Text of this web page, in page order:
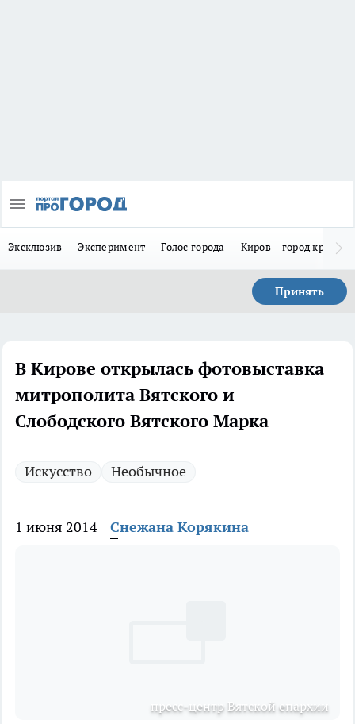
Эксклюзив Эксперимент Голос города Киров – город
Принять
В Кирове открылась фотовыставка
митрополита Вятского и
Слободского Вятского Марка
Искусство Необычное
1 июня 2014 Снежана Корякина
пресс-центр Вятской епархии